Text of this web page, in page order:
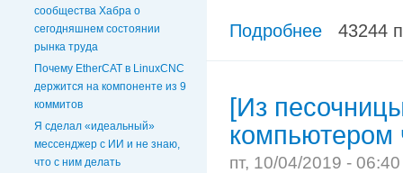
сообщества Хабра о
сегодняшнем состоянии
рынка труда
Почему EtherCAT в LinuxCNC
держится на компоненте из 9
коммитов
Я сделал «идеальный»
мессенджер с ИИ и не знаю,
что с ним делать
Подробнее 43244
[Из
компьютером
пт, 10/04/2019 -